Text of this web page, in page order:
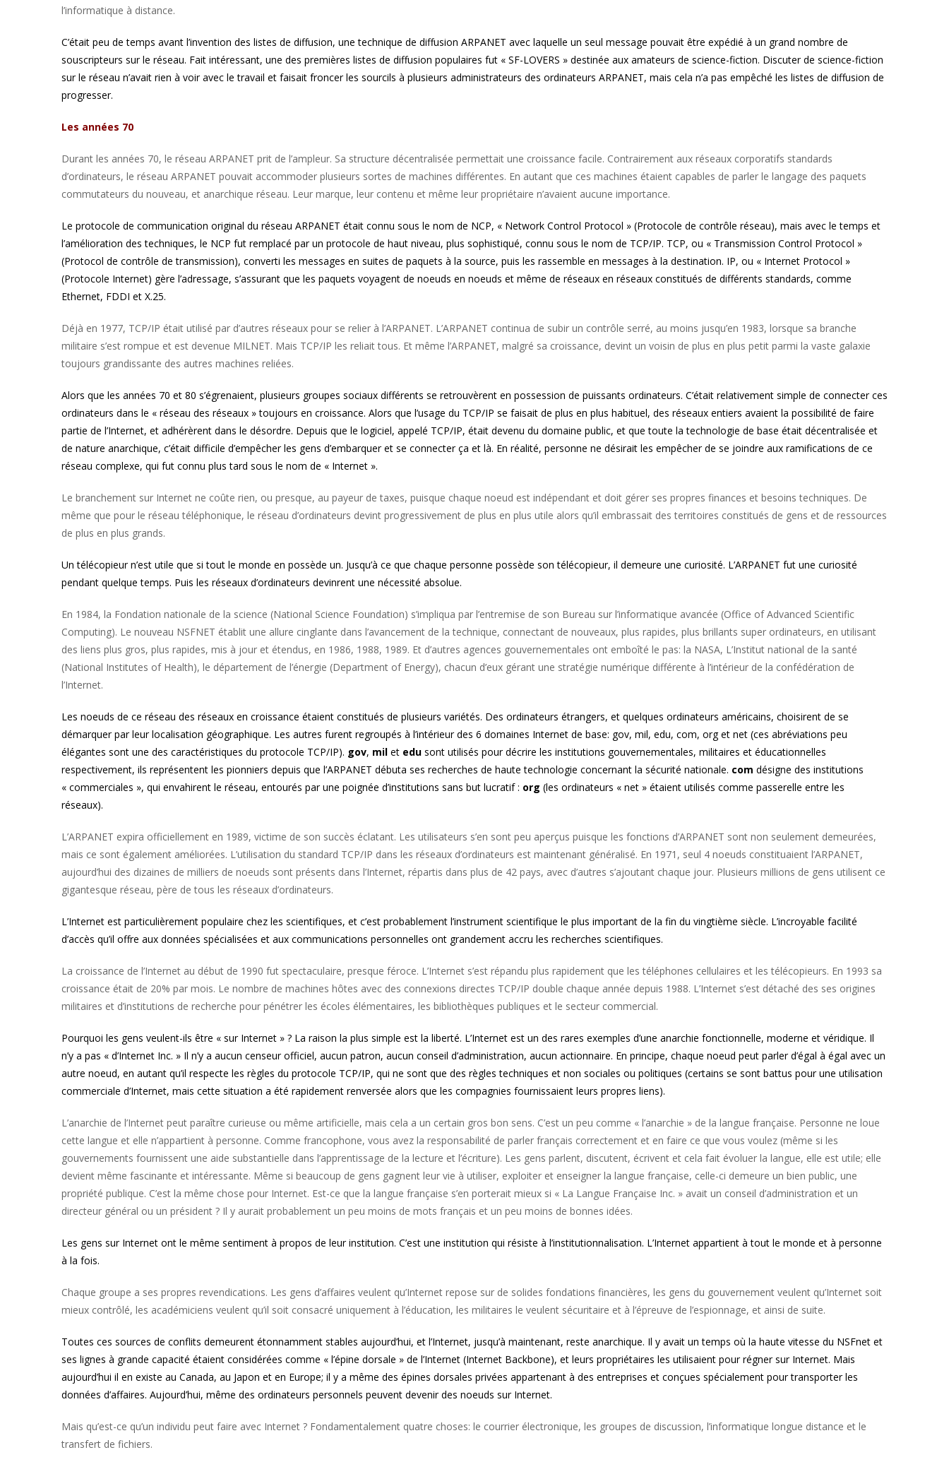
l’informatique à distance.
C’était peu de temps avant l’invention des listes de diffusion, une technique de diffusion ARPANET avec laquelle un seul message pouvait être expédié à un grand nombre de
souscripteurs sur le réseau. Fait intéressant, une des premières listes de diffusion populaires fut « SF-LOVERS » destinée aux amateurs de science-fiction. Discuter de science-fiction
sur le réseau n’avait rien à voir avec le travail et faisait froncer les sourcils à plusieurs administrateurs des ordinateurs ARPANET, mais cela n’a pas empêché les listes de diffusion de
progresser.
Les années 70
Durant les années 70, le réseau ARPANET prit de l’ampleur. Sa structure décentralisée permettait une croissance facile. Contrairement aux réseaux corporatifs standards
d’ordinateurs, le réseau ARPANET pouvait accommoder plusieurs sortes de machines différentes. En autant que ces machines étaient capables de parler le langage des paquets
commutateurs du nouveau, et anarchique réseau. Leur marque, leur contenu et même leur propriétaire n’avaient aucune importance.
Le protocole de communication original du réseau ARPANET était connu sous le nom de NCP, « Network Control Protocol » (Protocole de contrôle réseau), mais avec le temps et
l’amélioration des techniques, le NCP fut remplacé par un protocole de haut niveau, plus sophistiqué, connu sous le nom de TCP/IP. TCP, ou « Transmission Control Protocol »
(Protocol de contrôle de transmission), converti les messages en suites de paquets à la source, puis les rassemble en messages à la destination. IP, ou « Internet Protocol »
(Protocole Internet) gère l’adressage, s’assurant que les paquets voyagent de noeuds en noeuds et même de réseaux en réseaux constitués de différents standards, comme
Ethernet, FDDI et X.25.
Déjà en 1977, TCP/IP était utilisé par d’autres réseaux pour se relier à l’ARPANET. L’ARPANET continua de subir un contrôle serré, au moins jusqu’en 1983, lorsque sa branche
militaire s’est rompue et est devenue MILNET. Mais TCP/IP les reliait tous. Et même l’ARPANET, malgré sa croissance, devint un voisin de plus en plus petit parmi la vaste galaxie
toujours grandissante des autres machines reliées.
Alors que les années 70 et 80 s’égrenaient, plusieurs groupes sociaux différents se retrouvèrent en possession de puissants ordinateurs. C’était relativement simple de connecter ces
ordinateurs dans le « réseau des réseaux » toujours en croissance. Alors que l’usage du TCP/IP se faisait de plus en plus habituel, des réseaux entiers avaient la possibilité de faire
partie de l’Internet, et adhérèrent dans le désordre. Depuis que le logiciel, appelé TCP/IP, était devenu du domaine public, et que toute la technologie de base était décentralisée et
de nature anarchique, c’était difficile d’empêcher les gens d’embarquer et se connecter ça et là. En réalité, personne ne désirait les empêcher de se joindre aux ramifications de ce
réseau complexe, qui fut connu plus tard sous le nom de « Internet ».
Le branchement sur Internet ne coûte rien, ou presque, au payeur de taxes, puisque chaque noeud est indépendant et doit gérer ses propres finances et besoins techniques. De
même que pour le réseau téléphonique, le réseau d’ordinateurs devint progressivement de plus en plus utile alors qu’il embrassait des territoires constitués de gens et de ressources
de plus en plus grands.
Un télécopieur n’est utile que si tout le monde en possède un. Jusqu’à ce que chaque personne possède son télécopieur, il demeure une curiosité. L’ARPANET fut une curiosité
pendant quelque temps. Puis les réseaux d’ordinateurs devinrent une nécessité absolue.
En 1984, la Fondation nationale de la science (National Science Foundation) s’impliqua par l’entremise de son Bureau sur l’informatique avancée (Office of Advanced Scientific
Computing). Le nouveau NSFNET établit une allure cinglante dans l’avancement de la technique, connectant de nouveaux, plus rapides, plus brillants super ordinateurs, en utilisant
des liens plus gros, plus rapides, mis à jour et étendus, en 1986, 1988, 1989. Et d’autres agences gouvernementales ont emboîté le pas: la NASA, L’Institut national de la santé
(National Institutes of Health), le département de l’énergie (Department of Energy), chacun d’eux gérant une stratégie numérique différente à l’intérieur de la confédération de
l’Internet.
Les noeuds de ce réseau des réseaux en croissance étaient constitués de plusieurs variétés. Des ordinateurs étrangers, et quelques ordinateurs américains, choisirent de se
démarquer par leur localisation géographique. Les autres furent regroupés à l’intérieur des 6 domaines Internet de base: gov, mil, edu, com, org et net (ces abréviations peu
élégantes sont une des caractéristiques du protocole TCP/IP). gov, mil et edu sont utilisés pour décrire les institutions gouvernementales, militaires et éducationnelles
respectivement, ils représentent les pionniers depuis que l’ARPANET débuta ses recherches de haute technologie concernant la sécurité nationale. com désigne des institutions
« commerciales », qui envahirent le réseau, entourés par une poignée d’institutions sans but lucratif : org (les ordinateurs « net » étaient utilisés comme passerelle entre les
réseaux).
L’ARPANET expira officiellement en 1989, victime de son succès éclatant. Les utilisateurs s’en sont peu aperçus puisque les fonctions d’ARPANET sont non seulement demeurées,
mais ce sont également améliorées. L’utilisation du standard TCP/IP dans les réseaux d’ordinateurs est maintenant généralisé. En 1971, seul 4 noeuds constituaient l’ARPANET,
aujourd’hui des dizaines de milliers de noeuds sont présents dans l’Internet, répartis dans plus de 42 pays, avec d’autres s’ajoutant chaque jour. Plusieurs millions de gens utilisent ce
gigantesque réseau, père de tous les réseaux d’ordinateurs.
L’Internet est particulièrement populaire chez les scientifiques, et c’est probablement l’instrument scientifique le plus important de la fin du vingtième siècle. L’incroyable facilité
d’accès qu’il offre aux données spécialisées et aux communications personnelles ont grandement accru les recherches scientifiques.
La croissance de l’Internet au début de 1990 fut spectaculaire, presque féroce. L’Internet s’est répandu plus rapidement que les téléphones cellulaires et les télécopieurs. En 1993 sa
croissance était de 20% par mois. Le nombre de machines hôtes avec des connexions directes TCP/IP double chaque année depuis 1988. L’Internet s’est détaché des ses origines
militaires et d’institutions de recherche pour pénétrer les écoles élémentaires, les bibliothèques publiques et le secteur commercial.
Pourquoi les gens veulent-ils être « sur Internet » ? La raison la plus simple est la liberté. L’Internet est un des rares exemples d’une anarchie fonctionnelle, moderne et véridique. Il
n’y a pas « d’Internet Inc. » Il n’y a aucun censeur officiel, aucun patron, aucun conseil d’administration, aucun actionnaire. En principe, chaque noeud peut parler d’égal à égal avec un
autre noeud, en autant qu’il respecte les règles du protocole TCP/IP, qui ne sont que des règles techniques et non sociales ou politiques (certains se sont battus pour une utilisation
commerciale d’Internet, mais cette situation a été rapidement renversée alors que les compagnies fournissaient leurs propres liens).
L’anarchie de l’Internet peut paraître curieuse ou même artificielle, mais cela a un certain gros bon sens. C’est un peu comme « l’anarchie » de la langue française. Personne ne loue
cette langue et elle n’appartient à personne. Comme francophone, vous avez la responsabilité de parler français correctement et en faire ce que vous voulez (même si les
gouvernements fournissent une aide substantielle dans l’apprentissage de la lecture et l’écriture). Les gens parlent, discutent, écrivent et cela fait évoluer la langue, elle est utile; elle
devient même fascinante et intéressante. Même si beaucoup de gens gagnent leur vie à utiliser, exploiter et enseigner la langue française, celle-ci demeure un bien public, une
propriété publique. C’est la même chose pour Internet. Est-ce que la langue française s’en porterait mieux si « La Langue Française Inc. » avait un conseil d’administration et un
directeur général ou un président ? Il y aurait probablement un peu moins de mots français et un peu moins de bonnes idées.
Les gens sur Internet ont le même sentiment à propos de leur institution. C’est une institution qui résiste à l’institutionnalisation. L’Internet appartient à tout le monde et à personne
à la fois.
Chaque groupe a ses propres revendications. Les gens d’affaires veulent qu’Internet repose sur de solides fondations financières, les gens du gouvernement veulent qu’Internet soit
mieux contrôlé, les académiciens veulent qu’il soit consacré uniquement à l’éducation, les militaires le veulent sécuritaire et à l’épreuve de l’espionnage, et ainsi de suite.
Toutes ces sources de conflits demeurent étonnamment stables aujourd’hui, et l’Internet, jusqu’à maintenant, reste anarchique. Il y avait un temps où la haute vitesse du NSFnet et
ses lignes à grande capacité étaient considérées comme « l’épine dorsale » de l’Internet (Internet Backbone), et leurs propriétaires les utilisaient pour régner sur Internet. Mais
aujourd’hui il en existe au Canada, au Japon et en Europe; il y a même des épines dorsales privées appartenant à des entreprises et conçues spécialement pour transporter les
données d’affaires. Aujourd’hui, même des ordinateurs personnels peuvent devenir des noeuds sur Internet.
Mais qu’est-ce qu’un individu peut faire avec Internet ? Fondamentalement quatre choses: le courrier électronique, les groupes de discussion, l’informatique longue distance et le
transfert de fichiers.